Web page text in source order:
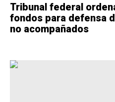
Tribunal federal
fondos para defensa
no acompañados